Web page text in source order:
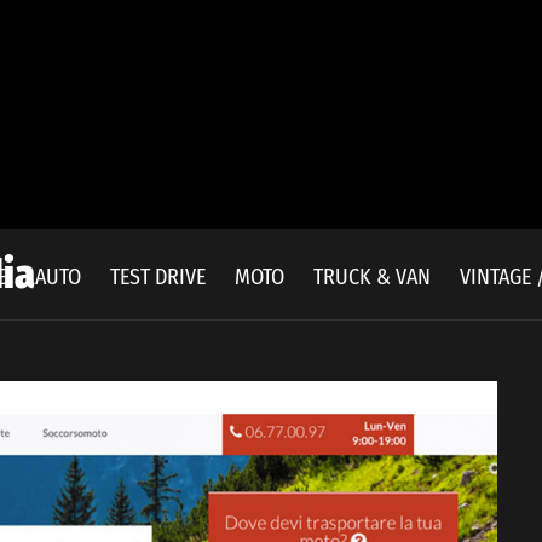
AUTO TEST DRIVE MOTO TRUCK & VAN VINTAGE